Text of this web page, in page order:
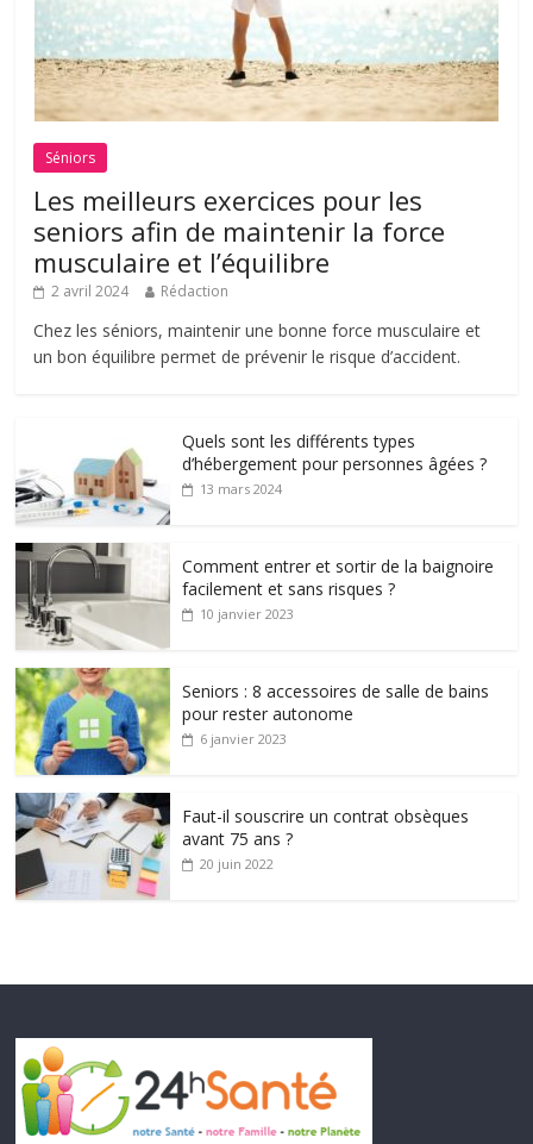
Séniors
Les meilleurs exercices pour les
seniors afin de maintenir la force
musculaire et l’équilibre
2 avril 2024 Rédaction
Chez les séniors, maintenir une bonne force musculaire et
un bon équilibre permet de prévenir le risque d’accident.
Quels sont les différents types
d’hébergement pour personnes âgées ?
13 mars 2024
Comment entrer et sortir de la baignoire
facilement et sans risques ?
10 janvier 2023
Seniors : 8 accessoires de salle de bains
pour rester autonome
6 janvier 2023
Faut-il souscrire un contrat obsèques
avant 75 ans ?
20 juin 2022